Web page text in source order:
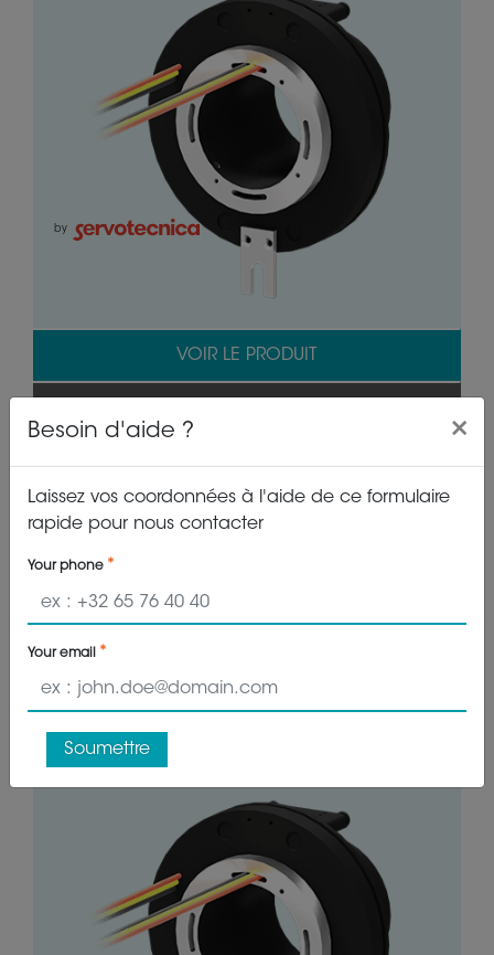
by
IP00
VOIR LE PRODUIT
SVTS E 03-R-A-03/00-XXX-002
3 circuits
Besoin d'aide ? ×
Laissez vos coordonnées à l'aide de ce formulaire
rapide pour nous contacter
Your phone
Your email
Soumettre